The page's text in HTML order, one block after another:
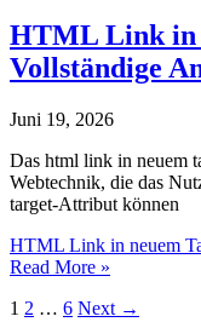
HTML Link in
Vollständige
Juni 19, 2026
Das html link in neuem
Webtechnik, die das
target-Attribut können
HTML Link in neuem
Read More »
1 2 … 6 Next →